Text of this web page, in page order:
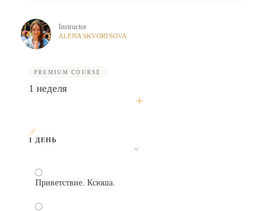
Instructor
ALENA SKVORTSOVA
PREMIUM COURSE
1 неделя
1 ДЕНЬ
Приветствие. Ксюша.